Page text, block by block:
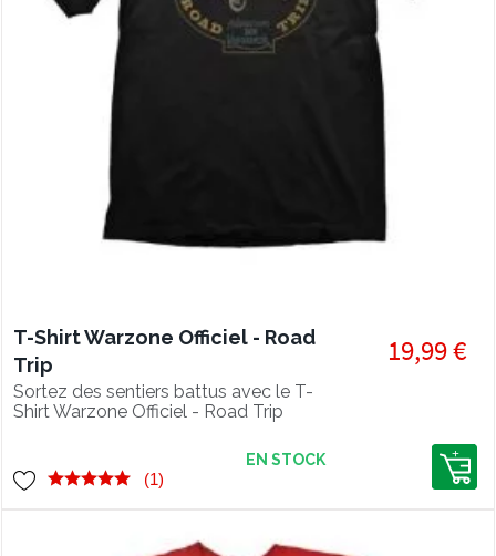
T-Shirt Warzone Officiel - Road
Trip
Sortez des sentiers battus avec le T-
Shirt Warzone Officiel - Road Trip
19,99 €
(1)
EN STOCK